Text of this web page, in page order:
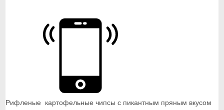
Рифленые картофельные чипсы с пикантным пряным вкусом